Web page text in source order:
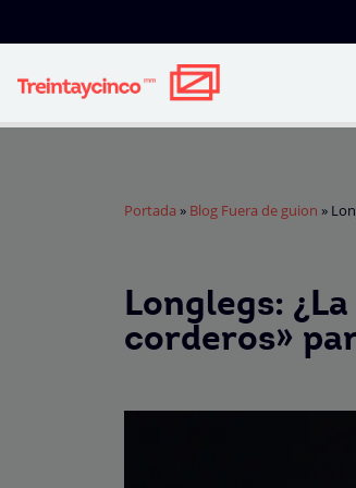
Portada » Blog Fuera de guion »
Longlegs:
corderos»